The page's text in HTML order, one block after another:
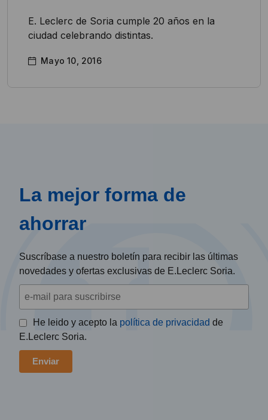
E. Leclerc de Soria cumple 20 años en la
ciudad celebrando distintas.
Mayo 10, 2016
La mejor forma de
ahorrar
Suscríbase a nuestro boletín para recibir las últimas
novedades y ofertas exclusivas de E.Leclerc Soria.
He leido y acepto la política de privacidad de
E.Leclerc Soria.